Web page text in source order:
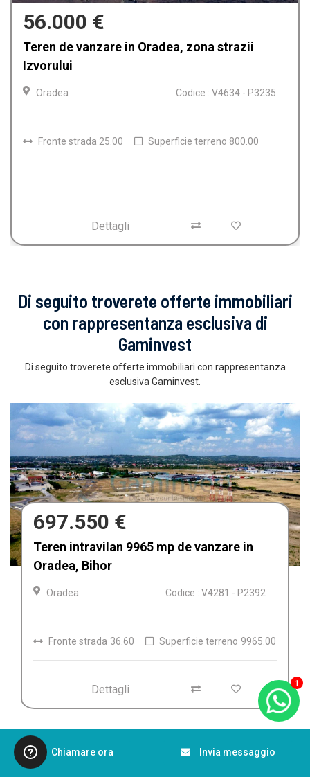
1
159.900 €
Casa de vanzare in Oradea, Iosia
Camere 4 Bagni 2
Superficie terreno
150.00
Dettagli
Di seguito troverete offerte immobiliari
con rappresentanza esclusiva di
Gaminvest
Di seguito troverete offerte immobiliari con rappresentanza
esclusiva Gaminvest.
680.000 €
Afacere la cheie de vânzare Fabrica de
Textile in Dolj, Romania
Craiova Codice : V4212
Chiamare ora Invia messaggio